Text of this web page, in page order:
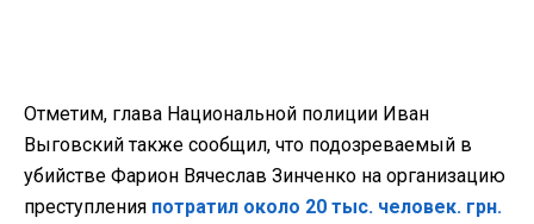
Отметим, глава Национальной полиции Иван
Выговский также сообщил, что подозреваемый в
убийстве Фарион Вячеслав Зинченко на организацию
преступления потратил около 20 тыс. человек. грн.